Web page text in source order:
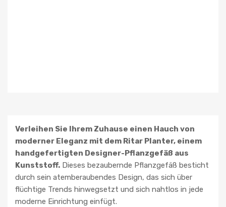
Verleihen Sie Ihrem Zuhause einen Hauch von
moderner Eleganz mit dem Ritar Planter, einem
handgefertigten Designer-Pflanzgefäß aus
Kunststoff. Dieses bezaubernde Pflanzgefäß besticht
durch sein atemberaubendes Design, das sich über
flüchtige Trends hinwegsetzt und sich nahtlos in jede
moderne Einrichtung einfügt.